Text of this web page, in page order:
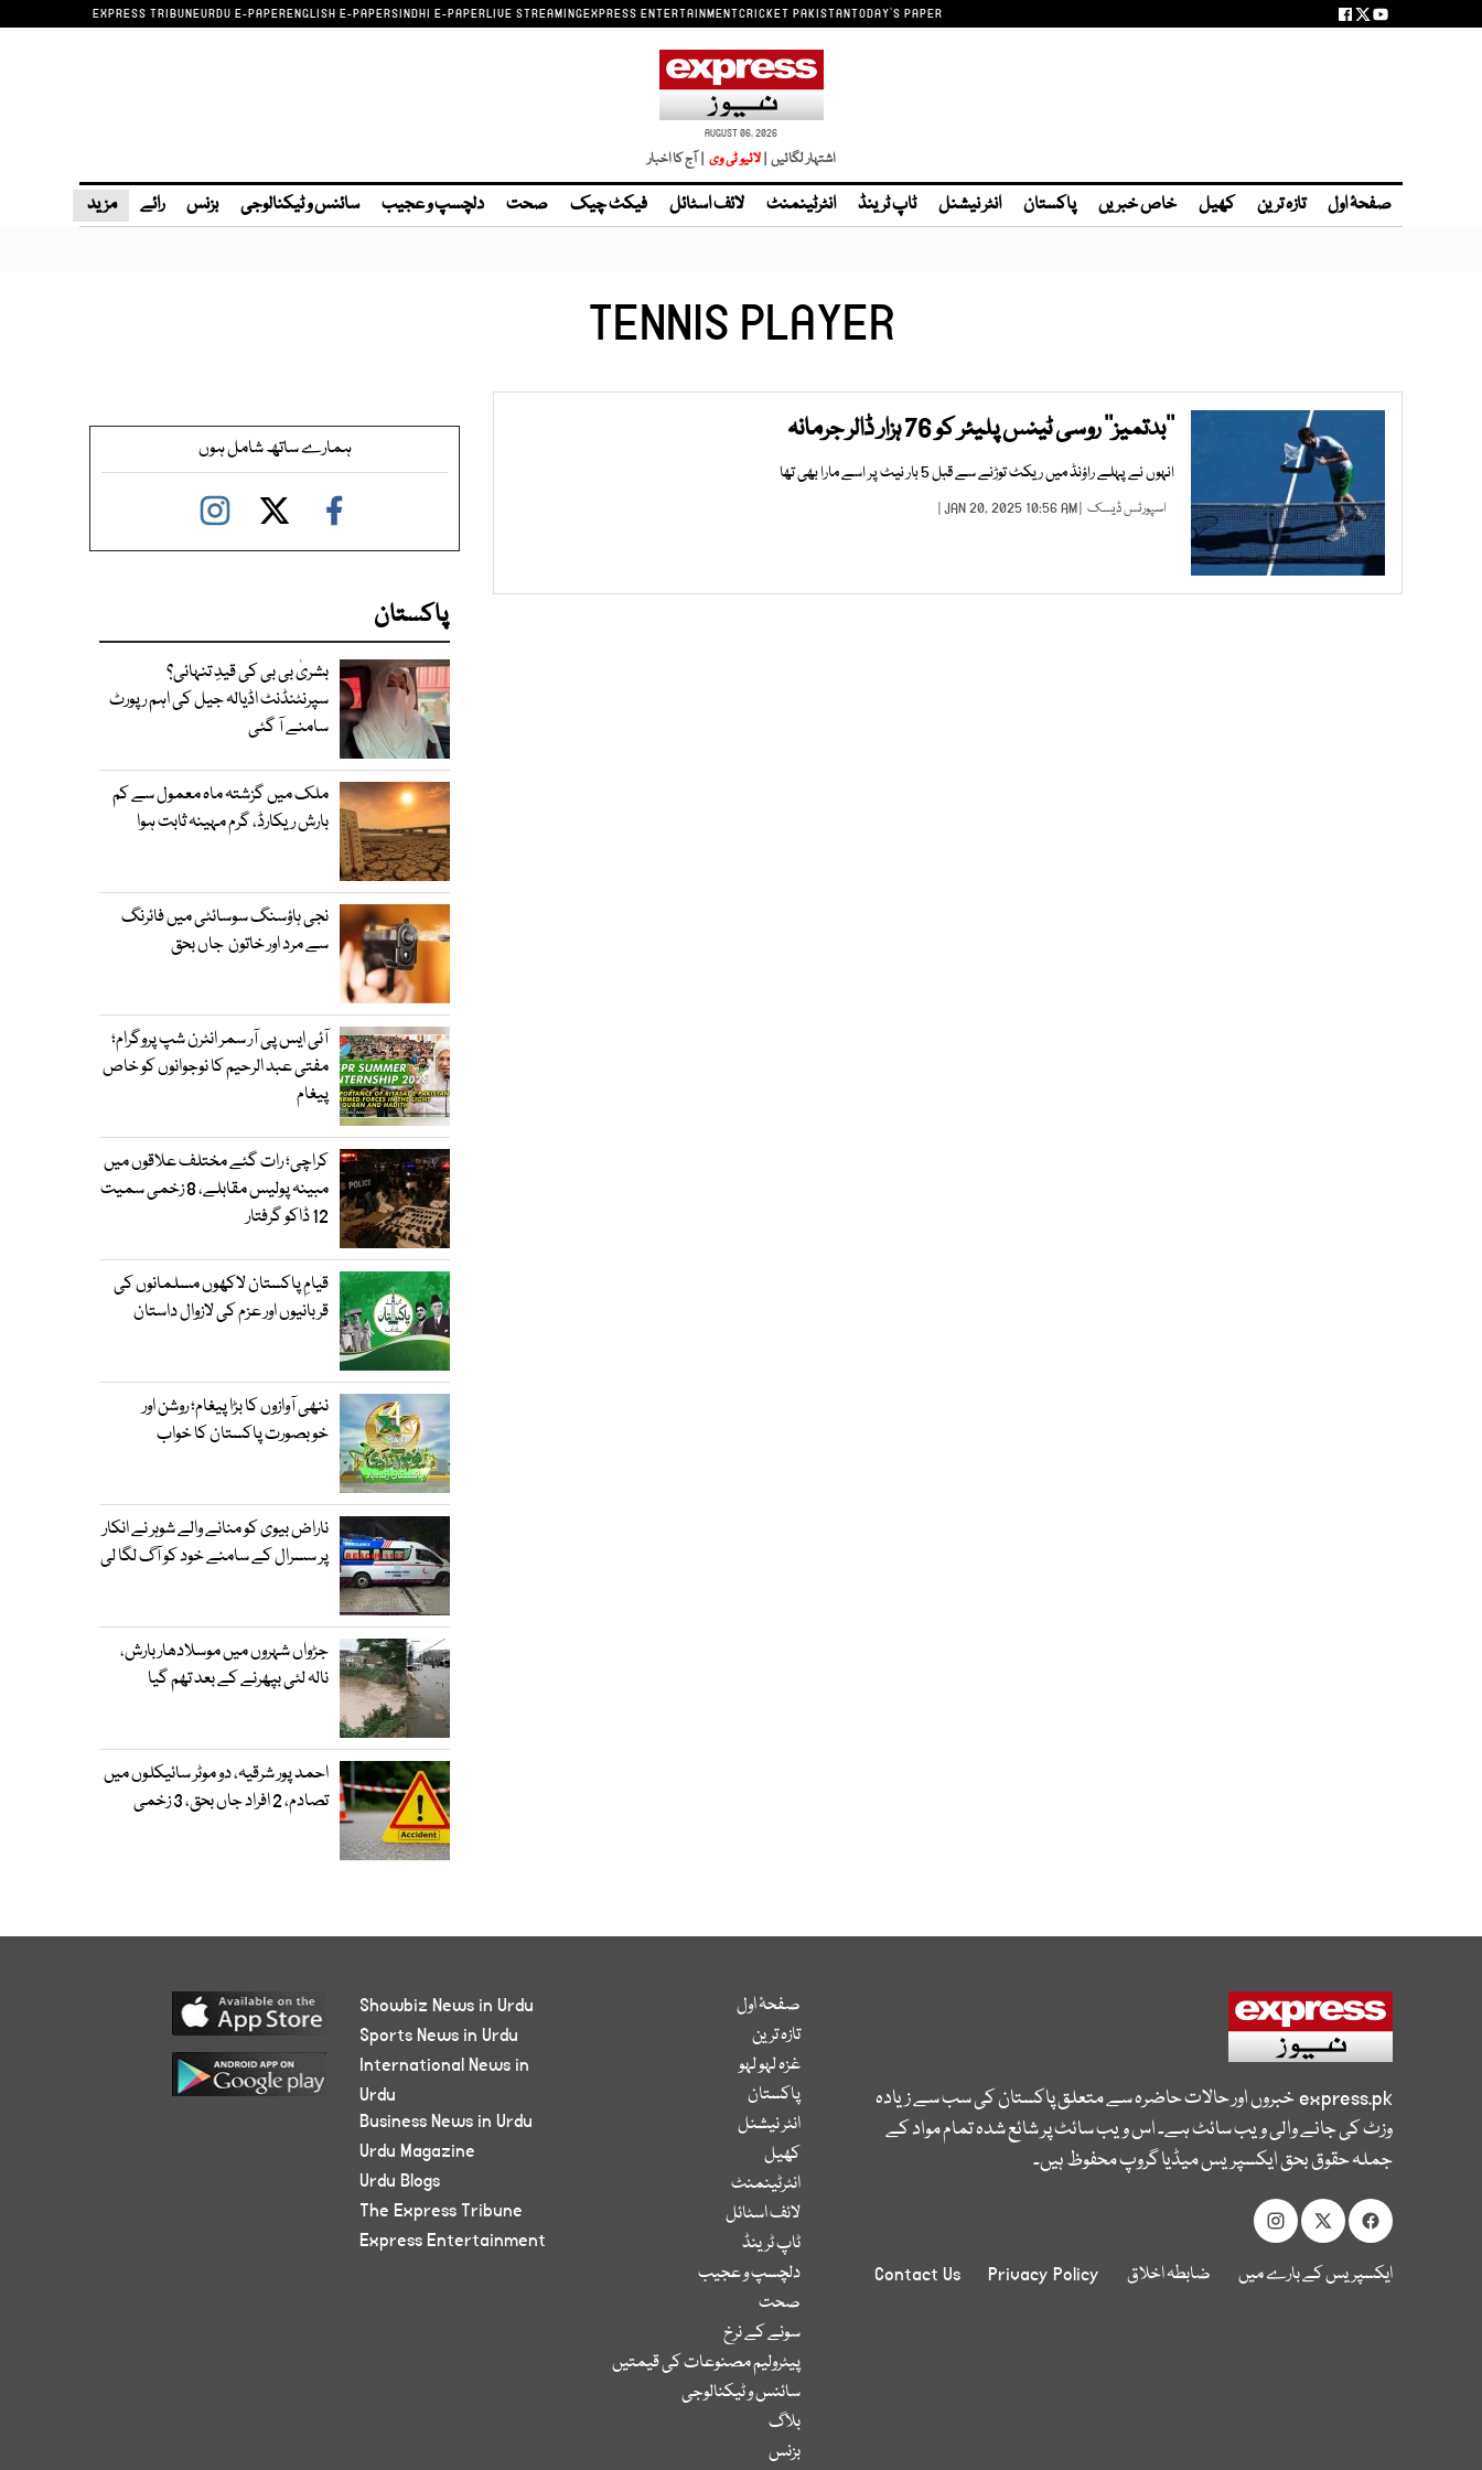
EXPRESS TRIBUNEURDU E-PAPERENGLISH E-PAPERSINDHI E-PAPERLIVE STREAMINGEXPRESS ENTERTAINMENTCRICKET PAKISTANTODAY'S PAPER
AUGUST 06, 2026
اشتہار لگائیں | | آج کا اخبار
صفحۂ اول تازہ ترین کھیل خاص خبریں پاکستان انٹر نیشنل ٹاپ ٹرینڈ انٹرٹینمنٹ لائف اسٹائل فیکٹ چیک صحت دلچسپ و عجیب سائنس و ٹیکنالوجی بزنس رائے مزید
TENNIS PLAYER
’’بدتمیز’’ روسی ٹینس پلیئر کو 76 ہزار ڈالر جرمانہ
انہوں نے پہلے راؤنڈ میں ریکٹ توڑنے سے قبل 5 بار نیٹ پر اسے مارا بھی تھا
اسپورٹس ڈیسک | JAN 20, 2025 10:56 AM |
ہمارے ساتھ شامل ہوں
پاکستان
بشریٰ بی بی کی قیدِ تنہائی؟
سپرنٹنڈنٹ اڈیالہ جیل کی اہم رپورٹ
سامنے آ گئی
ملک میں گزشتہ ماہ معمول سے کم
بارش ریکارڈ، گرم مہینہ ثابت ہوا
نجی ہاؤسنگ سوسائٹی میں فائرنگ
سے مرد اور خاتون جاں بحق
آئی ایس پی آر سمر انٹرن شپ پروگرام؛
مفتی عبد الرحیم کا نوجوانوں کو خاص
پیغام
کراچی؛ رات گئے مختلف علاقوں میں
مبینہ پولیس مقابلے، 8 زخمی سمیت
12 ڈاکو گرفتار
قیامِ پاکستان لاکھوں مسلمانوں کی
قربانیوں اور عزم کی لازوال داستان
ننھی آوازوں کا بڑا پیغام؛ روشن اور
خوبصورت پاکستان کا خواب
ناراض بیوی کو منانے والے شوہر نے انکار
پر سسرال کے سامنے خود کو آگ لگا لی
جڑواں شہروں میں موسلادھار بارش،
نالہ لئی بپھرنے کے بعد تھم گیا
احمد پور شرقیہ، دو موٹر سائیکلوں میں
تصادم، 2 افراد جاں بحق، 3 زخمی
express.pkخبروں اور حالات حاضرہ سے متعلق پاکستان کی سب سے زیادہ
وزٹ کی جانے والی ویب سائٹ ہے۔ اس ویب سائٹ پر شائع شدہ تمام مواد کے
جملہ حقوق بحق ایکسپریس میڈیا گروپ محفوظ ہیں۔
ایکسپریس کے بارے میں ضابطہ اخلاق Privacy Policy
Contact Us
صفحۂ اول
تازہ ترین
غزہ لہو لہو
پاکستان
انٹر نیشنل
کھیل
انٹرٹینمنٹ
لائف اسٹائل
ٹاپ ٹرینڈ
دلچسپ و عجیب
صحت
سونے کے نرخ
پیٹرولیم مصنوعات کی قیمتیں
سائنس و ٹیکنالوجی
بلاگ
بزنس
Showbiz News in Urdu
Sports News in Urdu
International News in
Urdu
Business News in Urdu
Urdu Magazine
Urdu Blogs
The Express Tribune
Express Entertainment